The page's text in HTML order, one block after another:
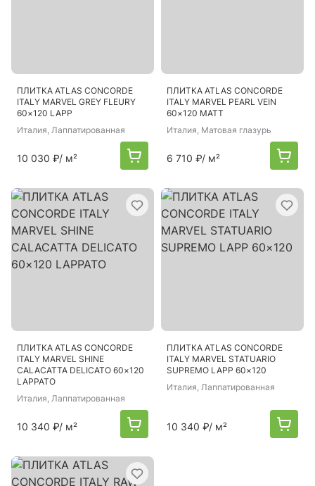
ПЛИТКА ATLAS CONCORDE
ITALY MARVEL GREY FLEURY
60×120 LAPP
Италия, Лаппатированная
10 030 ₽/ м²
ПЛИТКА ATLAS CONCORDE
ITALY MARVEL PEARL VEIN
60×120 MATT
Италия, Матовая глазурь
6 710 ₽/ м²
ПЛИТКА ATLAS CONCORDE
ITALY MARVEL SHINE
CALACATTA DELICATO 60×120
LAPPATO
Италия, Лаппатированная
10 340 ₽/ м²
ПЛИТКА ATLAS CONCORDE
ITALY MARVEL STATUARIO
SUPREMO LAPP 60×120
Италия, Лаппатированная
10 340 ₽/ м²